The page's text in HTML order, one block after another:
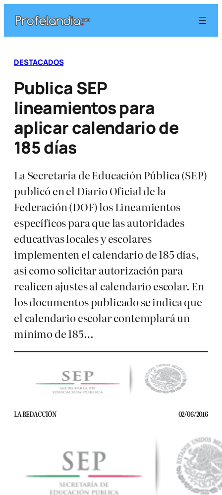
contenido
DESTACADOS
Publica SEP
lineamientos para
aplicar calendario de
185 días
La Secretaría de Educación Pública (SEP)
publicó en el Diario Oficial de la
Federación (DOF) los Lineamientos
específicos para que las autoridades
educativas locales y escolares
implementen el calendario de 185 días,
así como solicitar autorización para
realicen ajustes al calendario escolar. En
los documentos publicado se indica que
el calendario escolar contemplará un
mínimo de 185…
LA REDACCIÓN 02/06/2016